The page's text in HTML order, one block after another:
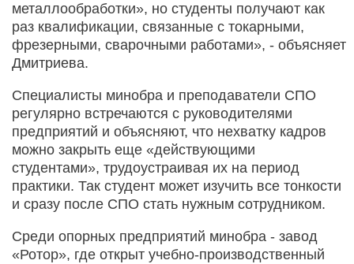
металлообработки», но студенты получают как
раз квалификации, связанные с токарными,
фрезерными, сварочными работами», - объясняет
Дмитриева.
Специалисты минобра и преподаватели СПО
регулярно встречаются с руководителями
предприятий и объясняют, что нехватку кадров
можно закрыть еще «действующими
студентами», трудоустраивая их на период
практики. Так студент может изучить все тонкости
и сразу после СПО стать нужным сотрудником.
Среди опорных предприятий минобра - завод
«Ротор», где открыт учебно-производственный